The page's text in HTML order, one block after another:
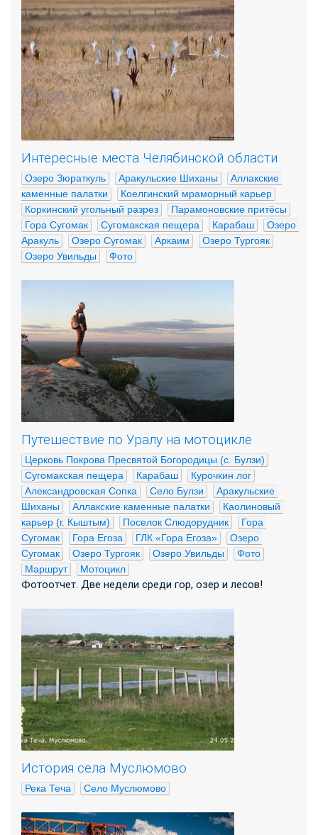
Интересные места Челябинской области
Озеро Зюраткуль Аракульские Шиханы
Аллакские
каменные палатки
Коелгинский мраморный карьер
Коркинский угольный разрез
Парамоновские притёсы
Гора Сугомак
Сугомакская пещера Карабаш
Озеро
Аракуль
Озеро Сугомак Аркаим
Озеро Тургояк
Озеро Увильды
Фото
Путешествие по Уралу на мотоцикле
Церковь Покрова Пресвятой Богородицы (с. Булзи)
Сугомакская пещера
Карабаш
Курочкин лог
Александровская Сопка
Село Булзи
Аракульские
Шиханы
Аллакские каменные палатки
Каолиновый
карьер (г. Кыштым)
Поселок Слюдорудник
Гора
Сугомак
Гора Егоза ГЛК «Гора Егоза»
Озеро
Сугомак
Озеро Тургояк Озеро Увильды
Фото
Маршрут
Мотоцикл
Фотоотчет. Две недели среди гор, озер и лесов!
История села Муслюмово
Река Теча Село Муслюмово